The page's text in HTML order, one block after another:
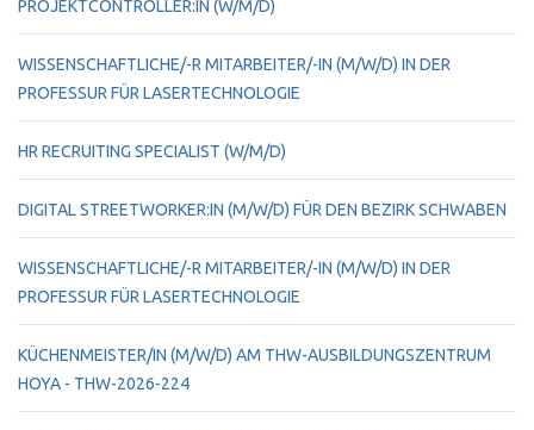
PROJEKTCONTROLLER:IN (W/M/D)
WISSENSCHAFTLICHE/-R MITARBEITER/-IN (M/W/D) IN DER
PROFESSUR FÜR LASERTECHNOLOGIE
HR RECRUITING SPECIALIST (W/M/D)
DIGITAL STREETWORKER:IN (M/W/D) FÜR DEN BEZIRK SCHWABEN
WISSENSCHAFTLICHE/-R MITARBEITER/-IN (M/W/D) IN DER
PROFESSUR FÜR LASERTECHNOLOGIE
KÜCHENMEISTER/IN (M/W/D) AM THW-AUSBILDUNGSZENTRUM
HOYA - THW-2026-224